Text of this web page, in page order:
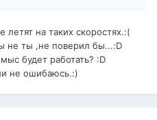
на таких скоростях.:(
не ты ,не поверил бы...:D
будет работать? :D
не ошибаюсь.:)